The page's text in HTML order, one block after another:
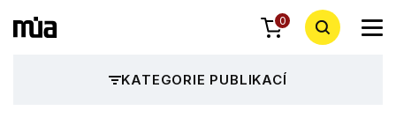
0
KATEGORIE PUBLIKACÍ